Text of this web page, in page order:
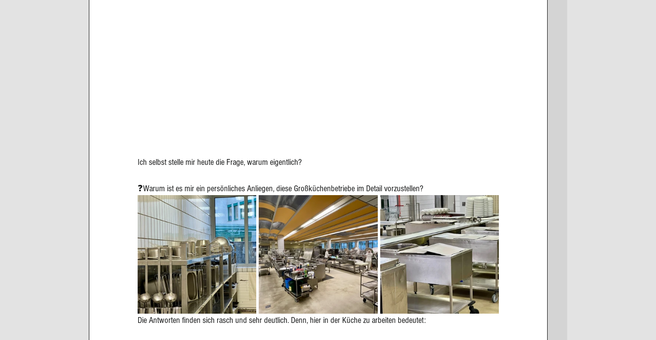
Ich selbst stelle mir heute die Frage, warum eigentlich?
❓Warum ist es mir ein persönliches Anliegen, diese Großküchenbetriebe im Detail vorzustellen?
Die Antworten finden sich rasch und sehr deutlich. Denn, hier in der Küche zu arbeiten bedeutet: